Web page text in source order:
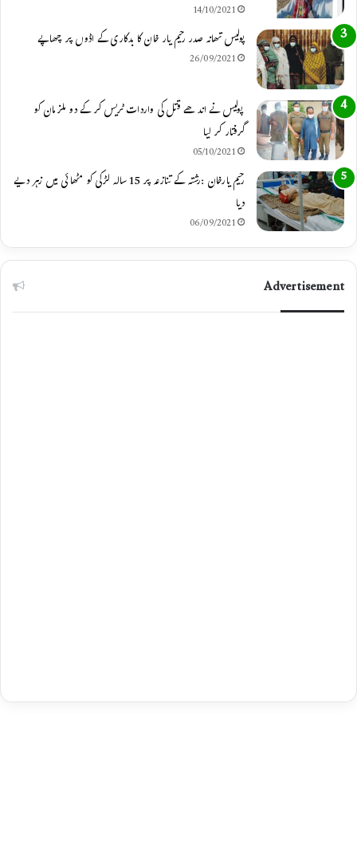
m
14/10/2021
پولیس تھانہ صدر رحیم یار خان کا بدکاری کے اڈوں پر چھاپے
26/09/2021
پولیس نے اندھے قتل کی واردات ٹریس کر کے دو ملزمان کو
گرفتار کر لیا
05/10/2021
رحیم یارخان :رشتہ کے تنازعہ پر 15 سالہ لڑکی کو مٹھائی میں زہر دیے
دیا
06/09/2021
Advertisement